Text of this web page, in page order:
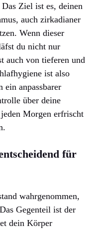
Ziel ist es, deinen
auch zirkadianer
Wenn dieser
du nicht nur
auch von tieferen und
ist also
ein anpassbarer
über deine
Morgen erfrischt
für
wahrgenommen,
Gegenteil ist der
dein Körper